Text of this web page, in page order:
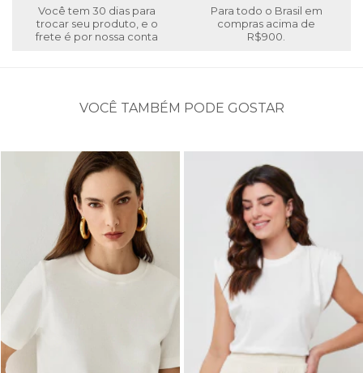
Você tem 30 dias para
trocar seu produto, e o
frete é por nossa conta
Para todo o Brasil em
compras acima de
R$900.
VOCÊ TAMBÉM PODE GOSTAR